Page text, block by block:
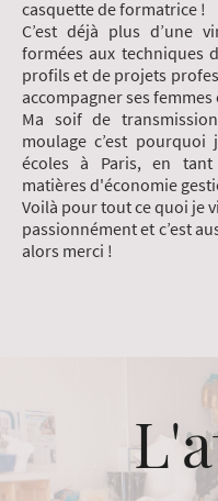
casquette de formatrice !
C’est déjà plus d’une
formées aux techniques
profils et de projets
accompagner ses
Ma soif de
moulage c’est
écoles à Paris, en
matières d'économie
Voilà pour tout ce quoi je
passionnément et c’est
alors merci !